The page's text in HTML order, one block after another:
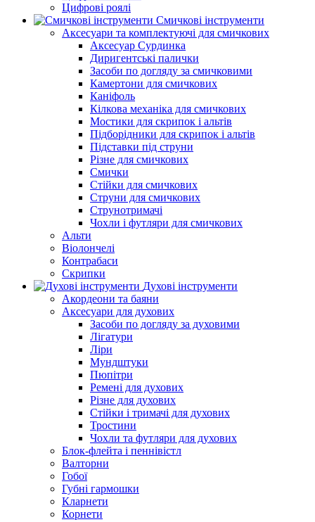
Цифрові роялі
Смичкові інструменти
Аксесуари та комплектуючі для смичкових
Аксесуар Сурдинка
Диригентські палички
Засоби по догляду за смичковими
Камертони для смичкових
Каніфоль
Кілкова механіка для смичкових
Мостики для скрипок і альтів
Підборiдники для скрипок і альтів
Підставки під струни
Різне для смичкових
Смички
Стійки для смичкових
Струни для смичкових
Струнотримачі
Чохли і футляри для смичкових
Альти
Віолончелі
Контрабаси
Скрипки
Духові інструменти
Акордеони та баяни
Аксесуари для духових
Засоби по догляду за духовими
Лігатури
Ліри
Мундштуки
Пюпітри
Ремені для духових
Різне для духових
Стійки і тримачі для духових
Тростини
Чохли та футляри для духових
Блок-флейта і пеннівістл
Валторни
Гобої
Губні гармошки
Кларнети
Корнети